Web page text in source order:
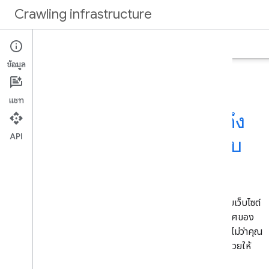
Crawling infrastructure
จัดการวิธีที่ Crawler และตัวดึง
ข้อมูลของ Google โต้ตอบกับ
การทำความเข้าใจวิธีที่ User Agent ของ Google โต้ตอบกับเว็บไซต์
จะช่วยให้หน้าเว็บที่สำคัญที่สุดปรากฏในที่ต่างๆ ในระบบนิเวศของ
Google ได้มากขึ้นโดยไม่ทำให้เซิร์ฟเวอร์ทำงานหนักเกินไป ไม่ว่าคุณ
จะเป็นเจ้าของเว็บไซต์หรือนักพัฒนาซอฟต์แวร์ เอกสารนี้จะช่วยให้
ข้อมูล
แชท
API